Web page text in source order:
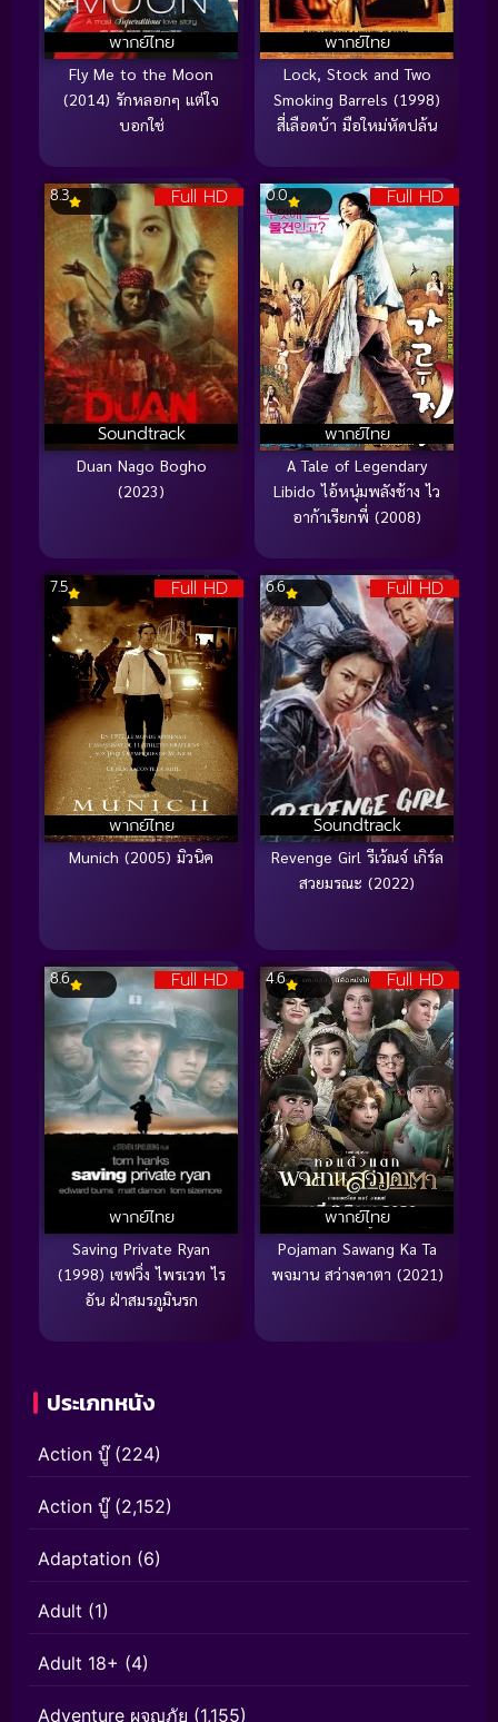
พากย์ไทย
Fly Me to the Moon
(2014) รักหลอกๆ แต่ใจ
บอกใช่
พากย์ไทย
Lock, Stock and Two
Smoking Barrels (1998)
สี่เลือดบ้า มือใหม่หัดปล้น
Full HD
Soundtrack
8.3
Duan Nago Bogho
(2023)
Full HD
พากย์ไทย
0.0
A Tale of Legendary
Libido ไอ้หนุ่มพลังช้าง ไว
อาก้าเรียกพี่ (2008)
Full HD
พากย์ไทย
7.5
Munich (2005) มิวนิค
Full HD
Soundtrack
6.6
Revenge Girl รีเว้ณจ์ เกิร์ล
สวยมรณะ (2022)
Full HD
พากย์ไทย
8.6
Saving Private Ryan
(1998) เซฟวิ่ง ไพรเวท ไร
อัน ฝ่าสมรภูมินรก
Full HD
พากย์ไทย
4.6
Pojaman Sawang Ka Ta
พจมาน สว่างคาตา (2021)
ประเภทหนัง
Action บู๊(224)
Action บู๊(2,152)
Adaptation (6)
Adult (1)
Adult 18+ (4)
Adventure ผจญภัย (1,155)